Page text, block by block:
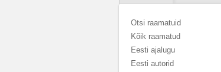
Otsi raamatuid
Kõik raamatud
Eesti ajalugu
Eesti autorid